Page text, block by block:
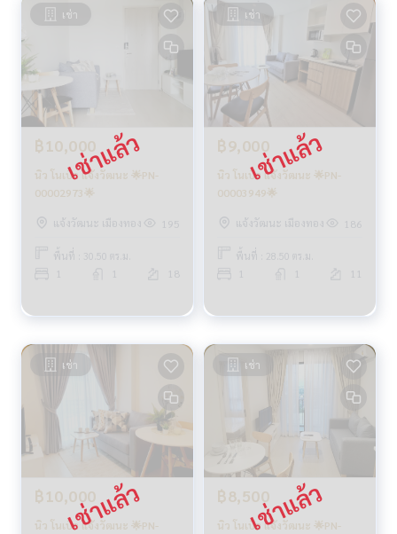
เช่า
฿10,000
นิว โนเบิล แจ้งวัฒนะ 🌟PN-
00002973🌟
แจ้งวัฒนะ เมืองทอง 195
พื้นที่ : 30.50 ตร.ม.
18
เช่า
฿9,000
นิว โนเบิล แจ้งวัฒนะ 🌟PN-
00003949🌟
แจ้งวัฒนะ เมืองทอง 186
พื้นที่ : 28.50 ตร.ม.
เช่า
฿10,000
นิว โนเบิล แจ้งวัฒนะ 🌟PN-
เช่า
฿8,500
นิว โนเบิล แจ้งวัฒนะ 🌟PN-